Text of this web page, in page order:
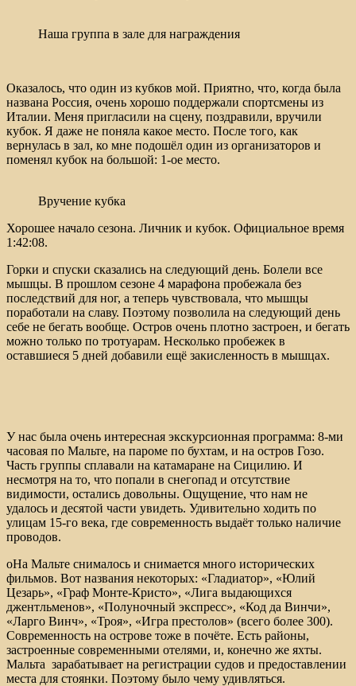
Наша группа в зале для награждения
Оказалось, что один из кубков мой. Приятно, что, когда была
названа Россия, очень хорошо поддержали спортсмены из
Италии. Меня пригласили на сцену, поздравили, вручили
кубок. Я даже не поняла какое место. После того, как
вернулась в зал, ко мне подошёл один из организаторов и
поменял кубок на большой: 1-ое место.
Вручение кубка
Хорошее начало сезона. Личник и кубок. Официальное время
1:42:08.
Горки и спуски сказались на следующий день. Болели все
мышцы. В прошлом сезоне 4 марафона пробежала без
последствий для ног, а теперь чувствовала, что мышцы
поработали на славу. Поэтому позволила на следующий день
себе не бегать вообще. Остров очень плотно застроен, и бегать
можно только по тротуарам. Несколько пробежек в
оставшиеся 5 дней добавили ещё закисленность в мышцах.
У нас была очень интересная экскурсионная программа: 8-ми
часовая по Мальте, на пароме по бухтам, и на остров Гозо.
Часть группы сплавали на катамаране на Сицилию. И
несмотря на то, что попали в снегопад и отсутствие
видимости, остались довольны. Ощущение, что нам не
удалось и десятой части увидеть. Удивительно ходить по
улицам 15-го века, где современность выдаёт только наличие
проводов.
оНа Мальте снималось и снимается много исторических
фильмов. Вот названия некоторых: «Гладиатор», «Юлий
Цезарь», «Граф Монте-Кристо», «Лига выдающихся
джентльменов», «Полуночный экспресс», «Код да Винчи»,
«Ларго Винч», «Троя», «Игра престолов» (всего более 300).
Современность на острове тоже в почёте. Есть районы,
застроенные современными отелями, и, конечно же яхты.
Мальта зарабатывает на регистрации судов и предоставлении
места для стоянки. Поэтому было чему удивляться.